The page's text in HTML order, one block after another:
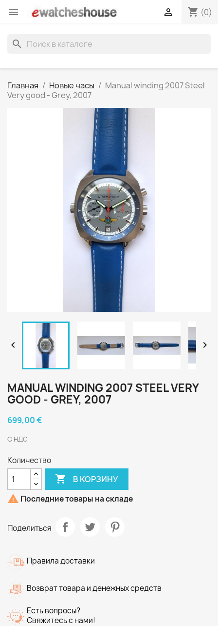
 shopping_cart (0)

search
Главная Новые часы
Manual winding 2007 Steel
Very good - Grey, 2007
 
MANUAL WINDING 2007 STEEL VERY
GOOD - GREY, 2007
699,00 €
С НДС
Количество
 В КОРЗИНУ
 Последние товары на складе
Поделиться
Правила доставки
Возврат товара и денежных средств
Есть вопросы?
Свяжитесь с нами!